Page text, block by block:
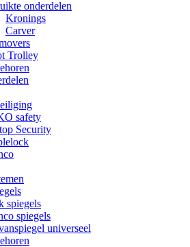
onderdelen
Kronings
Carver
Trolley
safety
Security
spiegels
spiegels
universeel